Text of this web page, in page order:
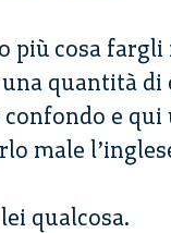
più cosa
quantità di
e
male
qualcosa.